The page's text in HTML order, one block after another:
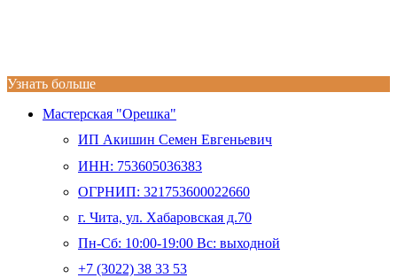
Узнать больше
Мастерская "Орешка"
ИП Акишин Семен Евгеньевич
ИНН: 753605036383
ОГРНИП: 321753600022660
г. Чита, ул. Хабаровская д.70
Пн-Сб: 10:00-19:00 Вс: выходной
+7 (3022) 38 33 53